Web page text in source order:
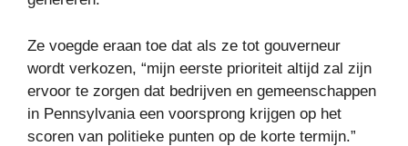
Ze voegde eraan toe dat als ze tot gouverneur
wordt verkozen, “mijn eerste prioriteit altijd zal zijn
ervoor te zorgen dat bedrijven en gemeenschappen
in Pennsylvania een voorsprong krijgen op het
scoren van politieke punten op de korte termijn.”